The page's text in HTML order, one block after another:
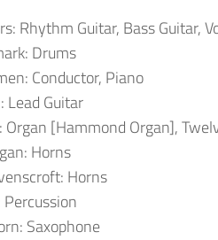
Rhythm Guitar, Bass Guitar,
Drums
Conductor, Piano
Lead Guitar
Organ [Hammond Organ],
Horns
Horns
Percussion
Saxophone